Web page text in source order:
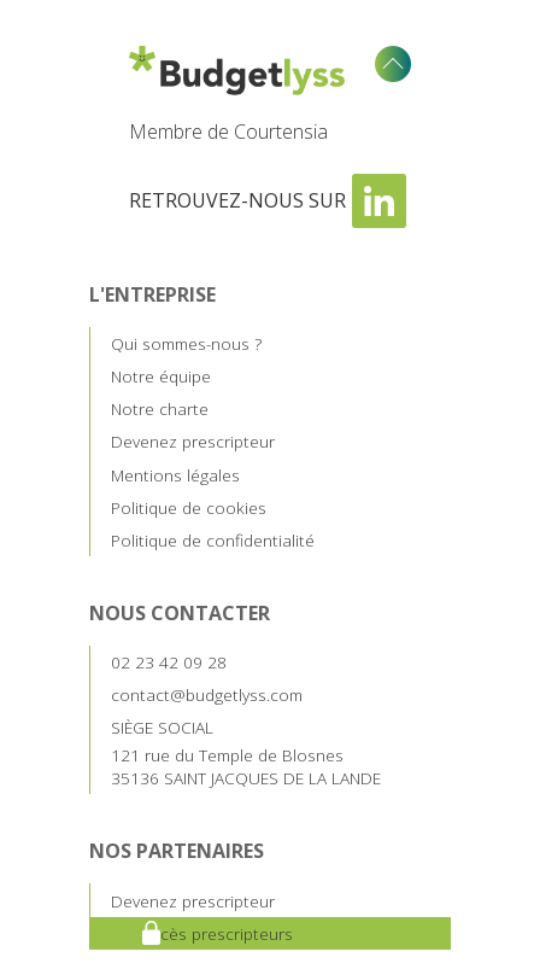
Membre de Courtensia
RETROUVEZ-NOUS SUR
L'ENTREPRISE
Qui sommes-nous ?
Notre équipe
Notre charte
Devenez prescripteur
Mentions légales
Politique de cookies
Politique de confidentialité
NOUS CONTACTER
02 23 42 09 28
contact@budgetlyss.com
SIÈGE SOCIAL
121 rue du Temple de Blosnes
35136 SAINT JACQUES DE LA LANDE
NOS PARTENAIRES
Devenez prescripteur
Accès prescripteurs